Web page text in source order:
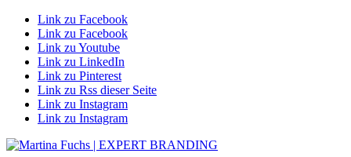
Link zu Facebook
Link zu Facebook
Link zu Youtube
Link zu LinkedIn
Link zu Pinterest
Link zu Rss dieser Seite
Link zu Instagram
Link zu Instagram